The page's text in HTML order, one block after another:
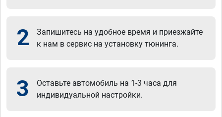
2
Запишитесь на удобное время и приезжайте
к нам в сервис на установку тюнинга.
3
Оставьте автомобиль на 1-3 часа для
индивидуальной настройки.